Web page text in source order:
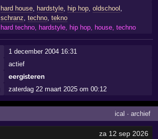
hard house, hardstyle, hip hop, oldschool
schranz techno, tekno
hard techno, hardstyle, hip hop, house, techno
1 december 2004 16:31
actief
eergisteren
zaterdag 22 maart 2025 om 00:12
ical · archief
za 12 sep 2026